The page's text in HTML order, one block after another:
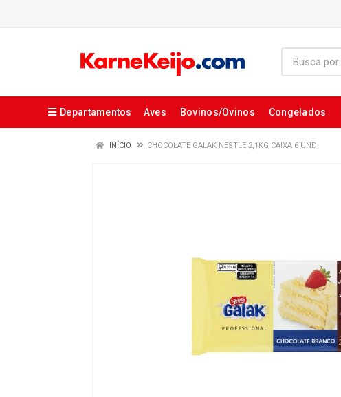
Departamentos Aves Bovinos/Ovinos Congelados
INÍCIO CHOCOLATE GALAK NESTLE 2,1KG CAIXA 6 UND